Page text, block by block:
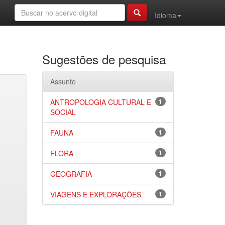
Idioma
Sugestões de pesquisa
Assunto
1
ANTROPOLOGIA CULTURAL E
SOCIAL
1
FAUNA
1
FLORA
1
GEOGRAFIA
1
VIAGENS E EXPLORAÇÕES